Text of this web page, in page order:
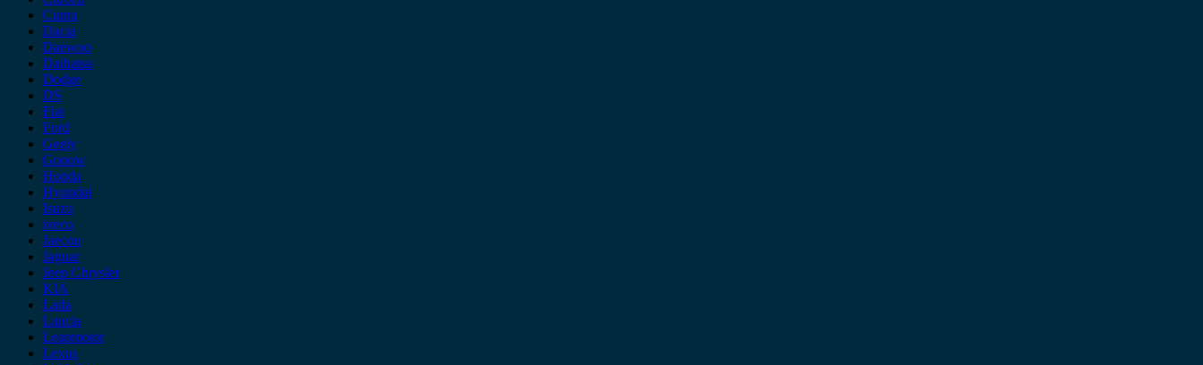
Cupra
Dacia
Daewoo
Daihatsu
Dodge
DS
Fiat
Ford
Geely
Gonow
Honda
Hyundai
Isuzu
iveco
Jaecoo
Jaguar
Jeep Chrysler
KIA
Lada
Lancia
Leapmotor
Lexus